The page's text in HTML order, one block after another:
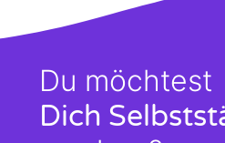
Du möchtest
Dich